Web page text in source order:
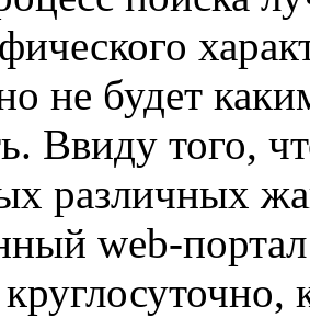
не будет
Ввиду того,
различных
web-